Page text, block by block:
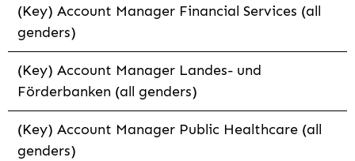
(Key) Account Manager Financial Services (all
genders)
(Key) Account Manager Landes- und
Förderbanken (all genders)
(Key) Account Manager Public Healthcare (all
genders)